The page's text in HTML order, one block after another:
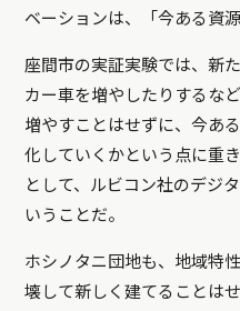
ベーションは、「今ある資
座間市の実証実験では、新
カー車を増やしたりするな
増やすことはせずに、今あ
化していくかという点に重
として、ルビコン社のデジ
いうことだ。
ホシノタニ団地も、地域特
壊して新しく建てることは